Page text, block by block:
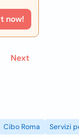
now!
Next
Cibo Roma Servizi